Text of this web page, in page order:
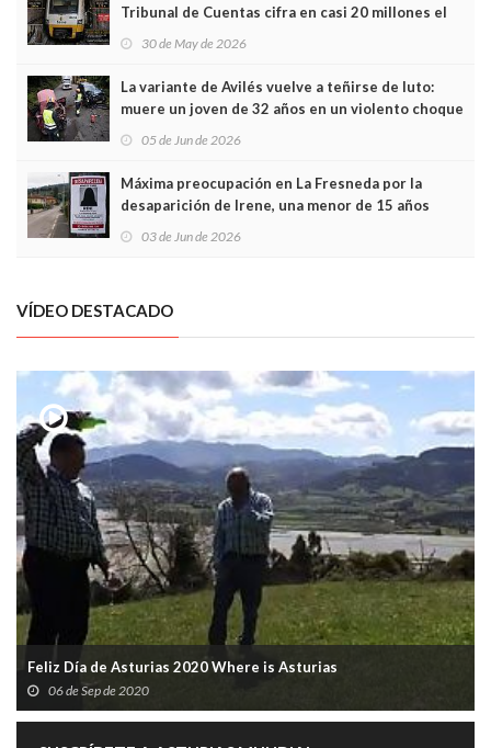
Tribunal de Cuentas cifra en casi 20 millones el
sobrecoste de los trenes que no cabían por los
30 de May de 2026
La variante de Avilés vuelve a teñirse de luto:
muere un joven de 32 años en un violento choque
frontal
05 de Jun de 2026
Máxima preocupación en La Fresneda por la
desaparición de Irene, una menor de 15 años
03 de Jun de 2026
VÍDEO DESTACADO
Feliz Día de Asturias 2020 Where is Asturias
06 de Sep de 2020